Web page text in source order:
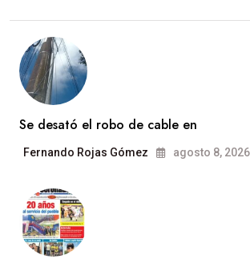
Se desató el robo de cable en
Fernando Rojas Gómez agosto 8, 2026